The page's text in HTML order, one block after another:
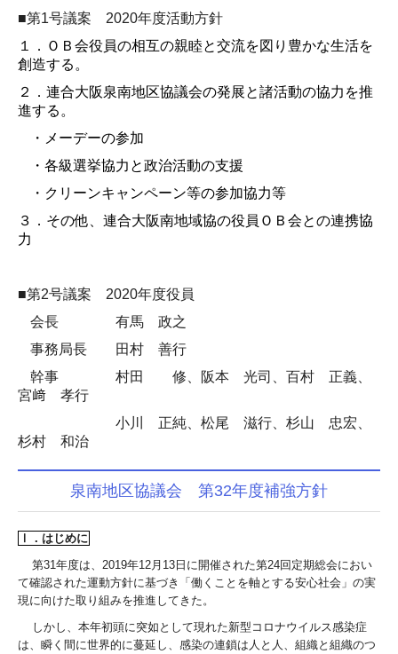
■第1号議案 2020年度活動方針
１．ＯＢ会役員の相互の親睦と交流を図り豊かな生活を
創造する。
２．連合大阪泉南地区協議会の発展と諸活動の協力を推
進する。
・メーデーの参加
・各級選挙協力と政治活動の支援
・クリーンキャンペーン等の参加協力等
３．その他、連合大阪南地域協の役員ＯＢ会との連携協
力
■第2号議案 2020年度役員
会長 有馬 政之
事務局長 田村 善行
幹事 村田 修、
阪本 光司、 百村 正義、
宮﨑 孝行
小川 正純、 松尾 滋行、 杉山 忠宏、
杉村 和治
泉南地区協議会 第32年度補強方針
Ⅰ．はじめに
第31年度は、 2019年12月 13 日に開催された第24回定期総会におい
て確認された運動方針に基づき「働くことを軸とする安心社会」の実
現に向けた取り組みを推進してきた。
しかし、本年初頭に突如として現れた新型コロナウイルス感染症
は、瞬く間に世界的に蔓延し、感染の連鎖は人と人、組織と組織のつ